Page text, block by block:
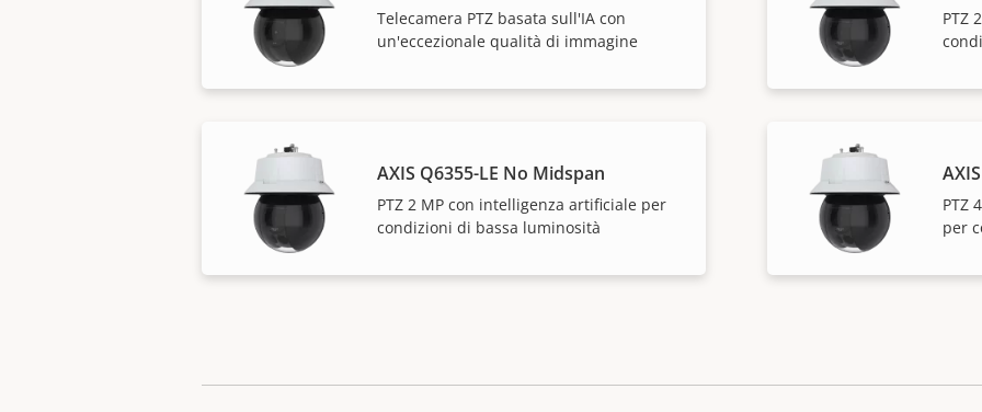
Telecamera PTZ basata sull'IA con
un'eccezionale qualità di immagine
PTZ
AXIS Q6355-LE No Midspan
PTZ 2 MP con intelligenza artificiale per
condizioni di bassa luminosità
PTZ
per